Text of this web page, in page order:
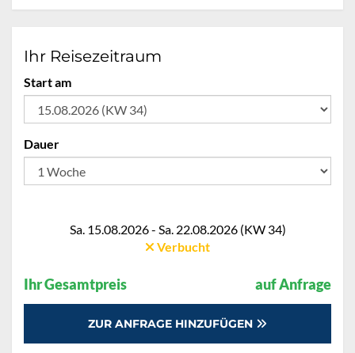
Ihr Reisezeitraum
Start am
Dauer
Sa. 15.08.2026 - Sa. 22.08.2026 (KW 34)
Verbucht
Ihr Gesamtpreis auf Anfrage
ZUR ANFRAGE HINZUFÜGEN